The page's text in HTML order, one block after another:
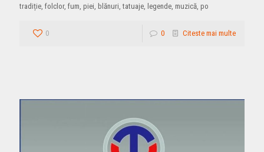
tradiție, folclor, fum, piei, blănuri, tatuaje, legende, muzică, po
0 0 Citeste mai multe